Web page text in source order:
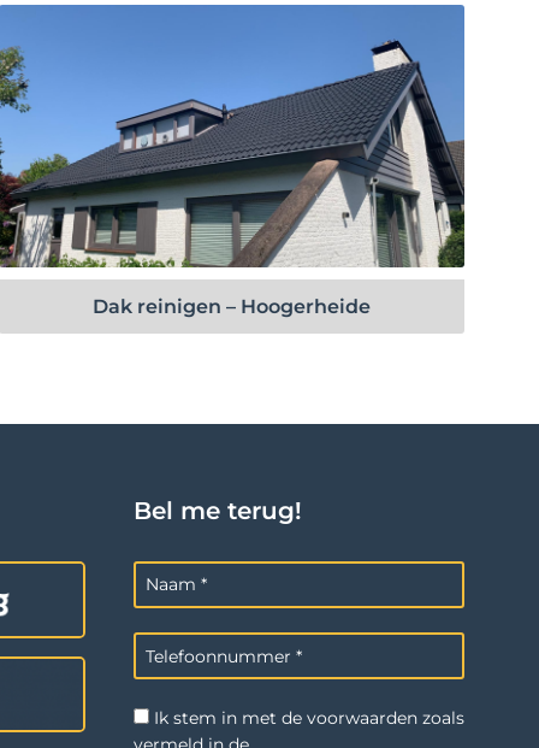
Bekijk project
Dak reinigen – Hoogerheide
Bel me terug!
Ik stem in met de voorwaarden zoals